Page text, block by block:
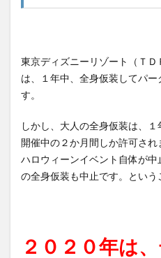
東京ディズニーリゾート（Ｔ
は、１年中、全身仮装してパ
す。
しかし、大人の全身仮装は、
開催中の２か月間しか許可さ
ハロウィーンイベント自体が
の全身仮装も中止です。という
２０２０年は